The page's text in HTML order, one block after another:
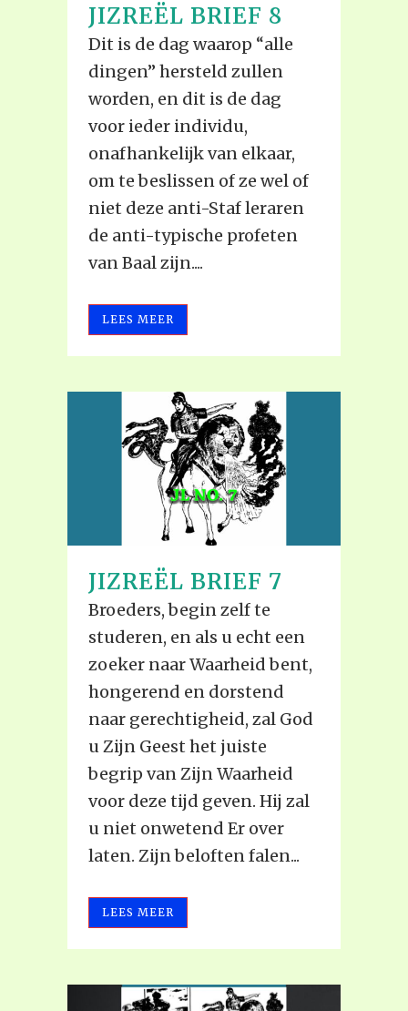
JIZREËL BRIEF 8
Dit is de dag waarop “alle
dingen” hersteld zullen
worden, en dit is de dag
voor ieder individu,
onafhankelijk van elkaar,
om te beslissen of ze wel of
niet deze anti-Staf leraren
de anti-typische profeten
van Baal zijn....
LEES MEER
JIZREËL BRIEF 7
Broeders, begin zelf te
studeren, en als u echt een
zoeker naar Waarheid bent,
hongerend en dorstend
naar gerechtigheid, zal God
u Zijn Geest het juiste
begrip van Zijn Waarheid
voor deze tijd geven. Hij zal
u niet onwetend Er over
laten. Zijn beloften falen...
LEES MEER